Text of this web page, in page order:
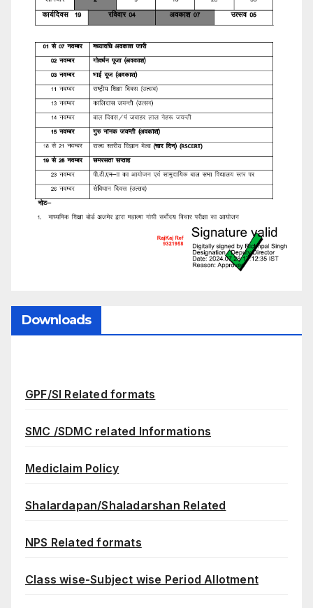
Downloads
GPF/SI Related formats
SMC /SDMC related Informations
Mediclaim Policy
Shalardapan/Shaladarshan Related
NPS Related formats
Class wise-Subject wise Period Allotment